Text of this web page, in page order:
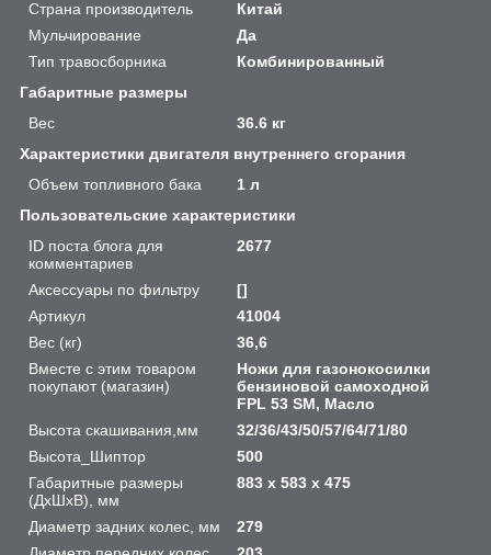
Страна производитель
Китай
Мульчирование
Да
Тип травосборника
Комбинированный
Габаритные размеры
Вес
36.6 кг
Характеристики двигателя внутреннего сгорания
Объем топливного бака
1 л
Пользовательские характеристики
ID поста блога для
комментариев
2677
Аксессуары по фильтру
[]
Артикул
41004
Вес (кг)
36,6
Вместе с этим товаром
покупают (магазин)
Ножи для газонокосилки
бензиновой самоходной
FPL 53 SM, Масло
Высота скашивания,мм
32/36/43/50/57/64/71/80
Высота_Шиптор
500
Габаритные размеры
(ДхШхВ), мм
883 х 583 х 475
Диаметр задних колес, мм
279